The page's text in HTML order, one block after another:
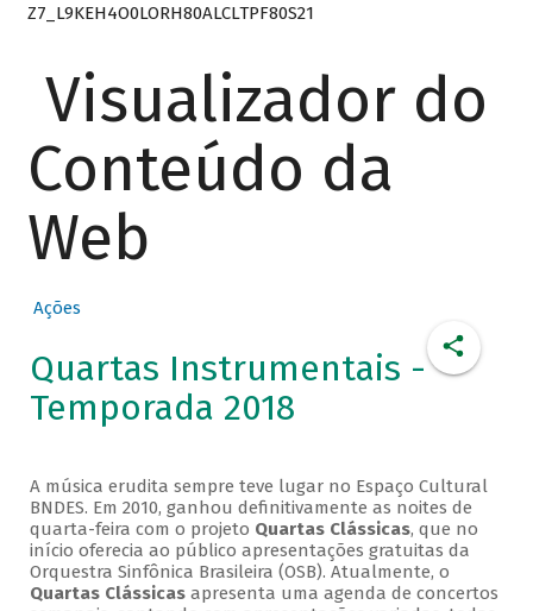
Z7_L9KEH4O0LORH80ALCLTPF80S21
Visualizador do
Conteúdo da
Web
Ações
Quartas Instrumentais -
Temporada 2018
A música erudita sempre teve lugar no Espaço Cultural
BNDES. Em 2010, ganhou definitivamente as noites de
quarta-feira com o projeto Quartas Clássicas, que no
início oferecia ao público apresentações gratuitas da
Orquestra Sinfônica Brasileira (OSB). Atualmente, o
Quartas Clássicasapresenta uma agenda de concertos